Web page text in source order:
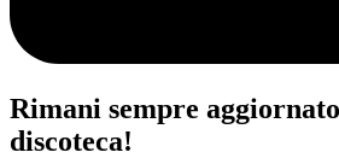
Rimani sempre
discoteca!